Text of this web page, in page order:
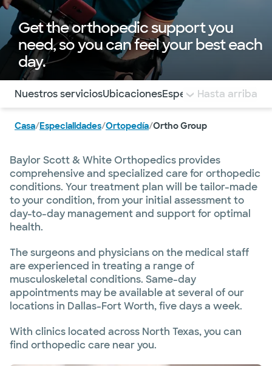
Get the orthopedic support you
need, so you can feel your best each
day.
Utilice esta navegación para saltar rápidamente a
Nuestros serviciosUbicacionesEspecialistasHasta arriba
Casa/Especialidades/Ortopedía/Ortho Group
Baylor Scott & White Orthopedics provides
comprehensive and specialized care for orthopedic
conditions. Your treatment plan will be tailor-made
to your condition, from your initial assessment to
day-to-day management and support for optimal
health.
The surgeons and physicians on the medical staff
are experienced in treating a range of
musculoskeletal conditions. Same-day
appointments may be available at several of our
locations in Dallas-Fort Worth, five days a week.
With clinics located across North Texas, you can
find orthopedic care near you.